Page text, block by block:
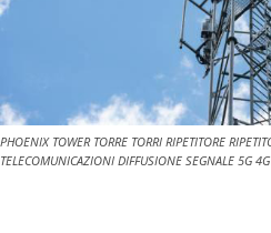
PHOENIX TOWER TORRE TORRI RIPETITORE
TELECOMUNICAZIONI DIFFUSIONE SEGNALE 5G